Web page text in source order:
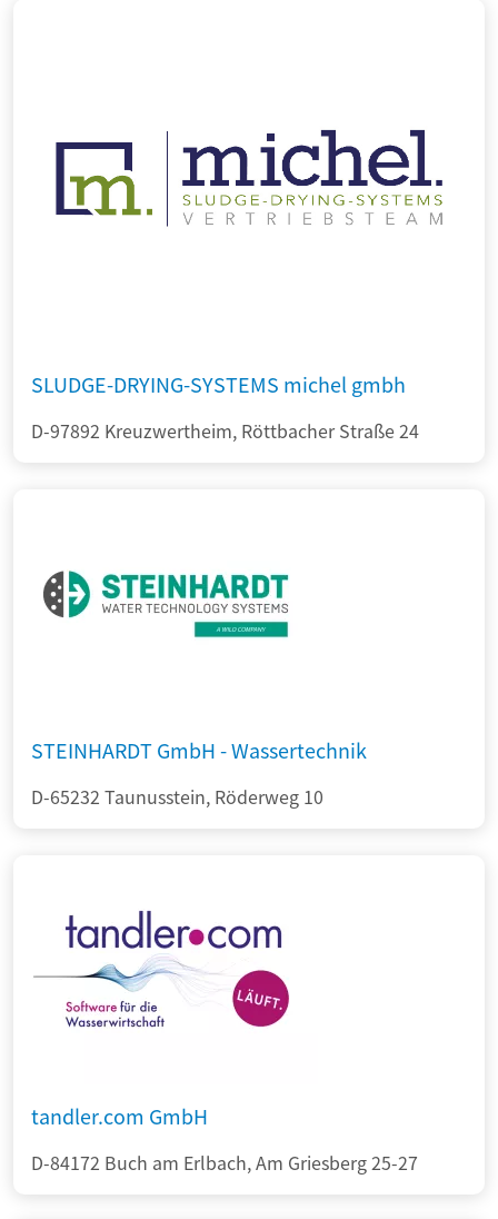
SLUDGE-DRYING-SYSTEMS michel gmbh
D-97892 Kreuzwertheim, Röttbacher Straße 24
STEINHARDT GmbH - Wassertechnik
D-65232 Taunusstein, Röderweg 10
tandler.com GmbH
D-84172 Buch am Erlbach, Am Griesberg 25-27